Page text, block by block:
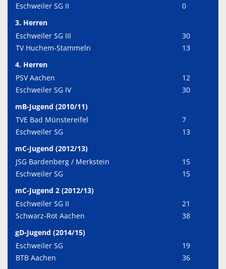
Eschweiler SG II
0
3. Herren
Eschweiler SG III
30
TV Huchem-Stammeln
13
4. Herren
PSV Aachen
12
Eschweiler SG IV
30
mB-Jugend (2010/11)
TVE Bad Münstereifel
7
Eschweiler SG
13
mC-Jugend (2012/13)
JSG Bardenberg / Merkstein
15
Eschweiler SG
15
mC-Jugend 2 (2012/13)
Eschweiler SG II
21
Schwarz-Rot Aachen
38
gD-Jugend (2014/15)
Eschweiler SG
19
BTB Aachen
36